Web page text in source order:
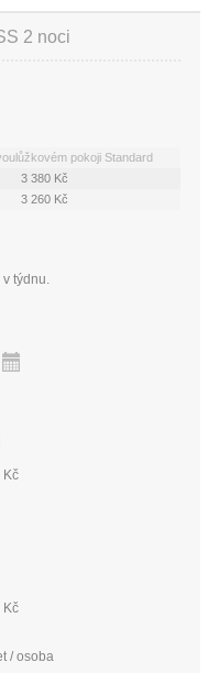
2 noci
pokoji Standard
3 380 Kč
3 260 Kč
týdnu.
Kč
Kč
/ osoba